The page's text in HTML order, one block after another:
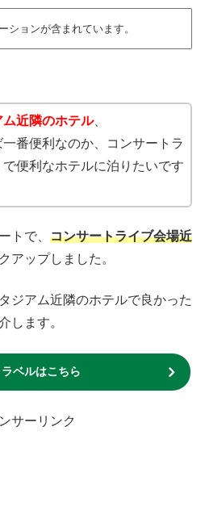
ションが含まれています。
ム近隣のホテル、
一番便利なのか、コンサートラ
便利なホテルに泊りたいです
トで、 コンサートライブ会場近
アップしました。
ジアム近隣のホテルで良かった
します。
ベルはこちら
サーリンク